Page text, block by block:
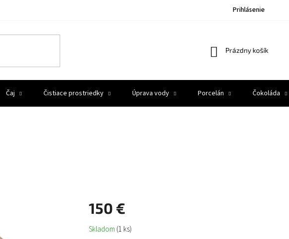
Prihlásenie
Nákupný
Prázdny košík
Čaj Čistiace prostriedky Úprava vody Porcelán Čokoláda
150 €
Jednotková
cena:
Skladom (1 ks)